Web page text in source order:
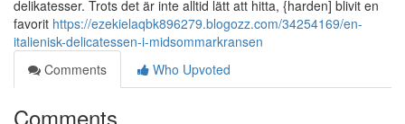
delikatesser. Trots det är inte alltid lätt att hitta, {harden] blivit en
favorit https://ezekielaqbk896279.blogozz.com/34254169/en-
italienisk-delicatessen-i-midsommarkransen
Comments
Who Upvoted
Comments